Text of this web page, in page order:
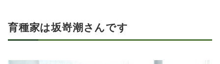
育種家は坂嵜潮さんです